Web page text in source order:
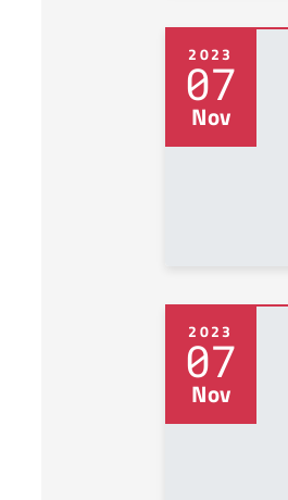
2023
07
Nov
2023
07
Nov